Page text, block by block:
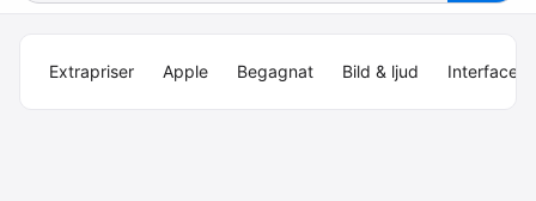
Extrapriser Apple Begagnat Bild & ljud Interface